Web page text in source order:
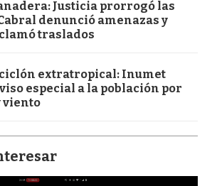
Justicia prorrogó las
denunció amenazas y
traslados
ciclón extratropical: Inumet
especial a la población por
viento